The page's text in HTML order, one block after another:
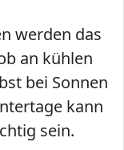
werden das
an kühlen
bei Sonnen
kann
sein.